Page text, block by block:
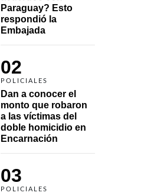
Paraguay? Esto
respondió la
Embajada
02
POLICIALES
Dan a conocer el
monto que robaron
a las víctimas del
doble homicidio en
Encarnación
03
POLICIALES